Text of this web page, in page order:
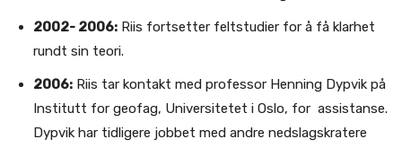
2002- 2006: Riis fortsetter feltstudier for å få klarhet
rundt sin teori.
2006: Riis tar kontakt med professor Henning Dypvik på
Institutt for geofag, Universitetet i Oslo, for assistanse.
Dypvik har tidligere jobbet med andre nedslagskratere